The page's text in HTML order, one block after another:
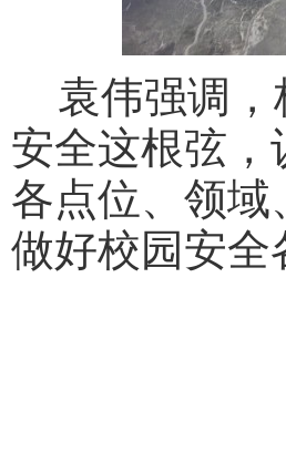
袁伟强调
安全这根弦
各点位、领
做好校园安